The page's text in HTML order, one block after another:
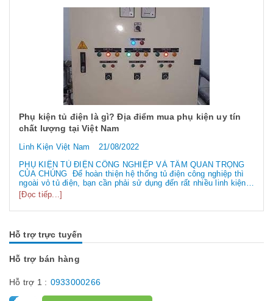
Phụ kiện tủ điện là gì? Địa điểm mua phụ kiện uy tín
chất lượng tại Việt Nam
Linh Kiện Việt Nam
21/08/2022
PHỤ KIỆN TỦ ĐIỆN CÔNG NGHIỆP VÀ TẦM QUAN TRỌNG
CỦA CHÚNG Để hoàn thiện hệ thống tủ điện công nghiệp thì
ngoài vỏ tủ điện, bạn cần phải sử dụng đến rất nhiều linh kiện
tủ điện công nghiệp khác nhau. Vậy các loại phụ kiện tủ điện
công nghiệp bao gồm những gì? Chúng có tác dụng như thế
nào hãy...
[Đọc tiếp...]
Hỗ trợ trực tuyến
Hỗ trợ bán hàng
Hỗ trợ 1 : 0933000266